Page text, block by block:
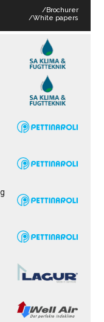
/Brochurer
/White papers